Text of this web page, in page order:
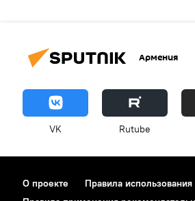
Армения
VK Rutube
О проекте Правила использования